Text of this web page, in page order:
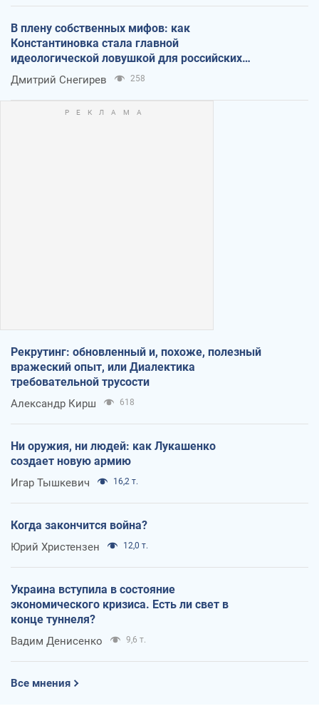
В плену собственных мифов: как
Константиновка стала главной
идеологической ловушкой для российских
оккупантов
Дмитрий Снегирев 258
Рекрутинг: обновленный и, похоже, полезный
вражеский опыт, или Диалектика
требовательной трусости
Александр Кирш 618
Ни оружия, ни людей: как Лукашенко
создает новую армию
Игар Тышкевич 16,2 т.
Когда закончится война?
Юрий Христензен 12,0 т.
Украина вступила в состояние
экономического кризиса. Есть ли свет в
конце туннеля?
Вадим Денисенко 9,6 т.
Все мнения